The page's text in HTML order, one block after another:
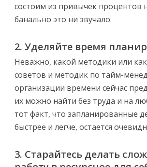
состоим из привычек процентов
банально это ни звучало.
2. Уделяйте время
Неважно, какой методики или
советов и методик по тайм-
организации времени сейчас
их можно найти без труда и на
тот факт, что запланированные
быстрее и легче, остается
3. Старайтесь делать